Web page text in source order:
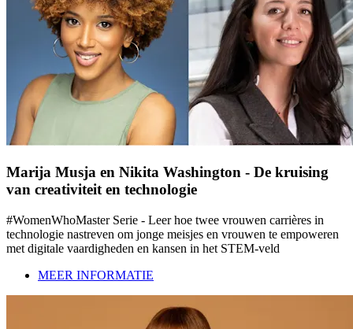
Marija Musja en Nikita Washington - De kruising
van creativiteit en technologie
#WomenWhoMaster Serie - Leer hoe twee vrouwen carrières in
technologie nastreven om jonge meisjes en vrouwen te empoweren
met digitale vaardigheden en kansen in het STEM-veld
MEER INFORMATIE